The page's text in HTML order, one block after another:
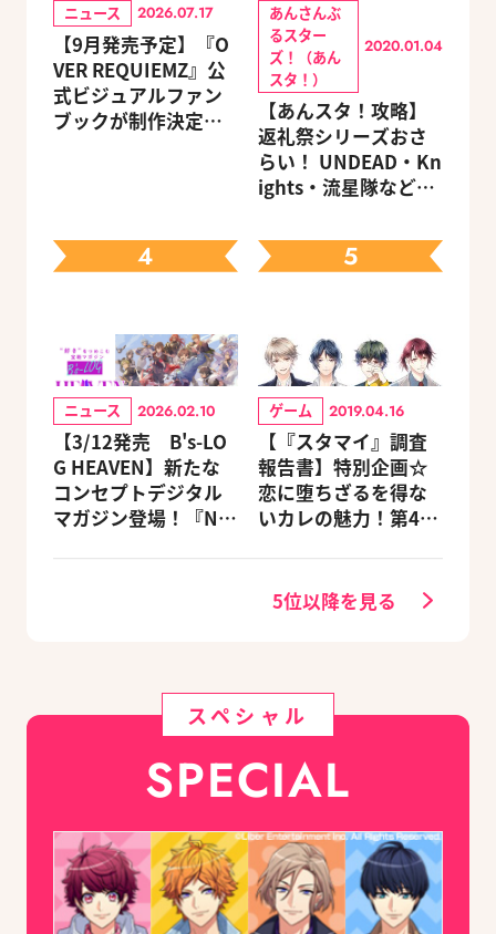
ニュース 2026.07.17
【9月発売予定】『O
VER REQUIEMZ』公
式ビジュアルファン
ブックが制作決定！
あんさんぶ
るスター
ズ！（あん
スタ！）
2020.01.04
【あんスタ！攻略】
返礼祭シリーズおさ
らい！ UNDEAD・Kn
ights・流星隊など、
ェック
4
ニュース 2026.02.10
【3/12発売 B's-LO
G HEAVEN】新たな
コンセプトデジタル
マガジン登場！『NU:
5
ゲーム 2019.04.16
【『スタマイ』調査
報告書】特別企画☆
恋に堕ちざるを得な
いカレの魅力！第4
5位以降を見る
スペシャル
SPECIAL